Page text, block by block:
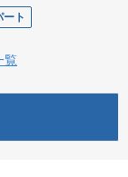
ート
覧